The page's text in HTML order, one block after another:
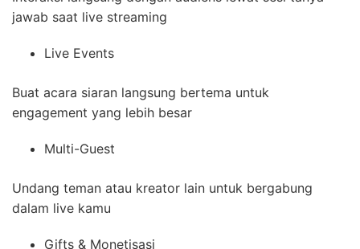
jawab saat live streaming
Live Events
Buat acara siaran langsung bertema untuk
engagement yang lebih besar
Multi-Guest
Undang teman atau kreator lain untuk bergabung
dalam live kamu
Gifts & Monetisasi